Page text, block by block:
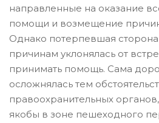
направленные на оказание
помощи и возмещение
Однако потерпевшая
причинам уклонялась от
принимать помощь. Сама
осложнялась тем
правоохранительных
якобы в зоне пешеходного